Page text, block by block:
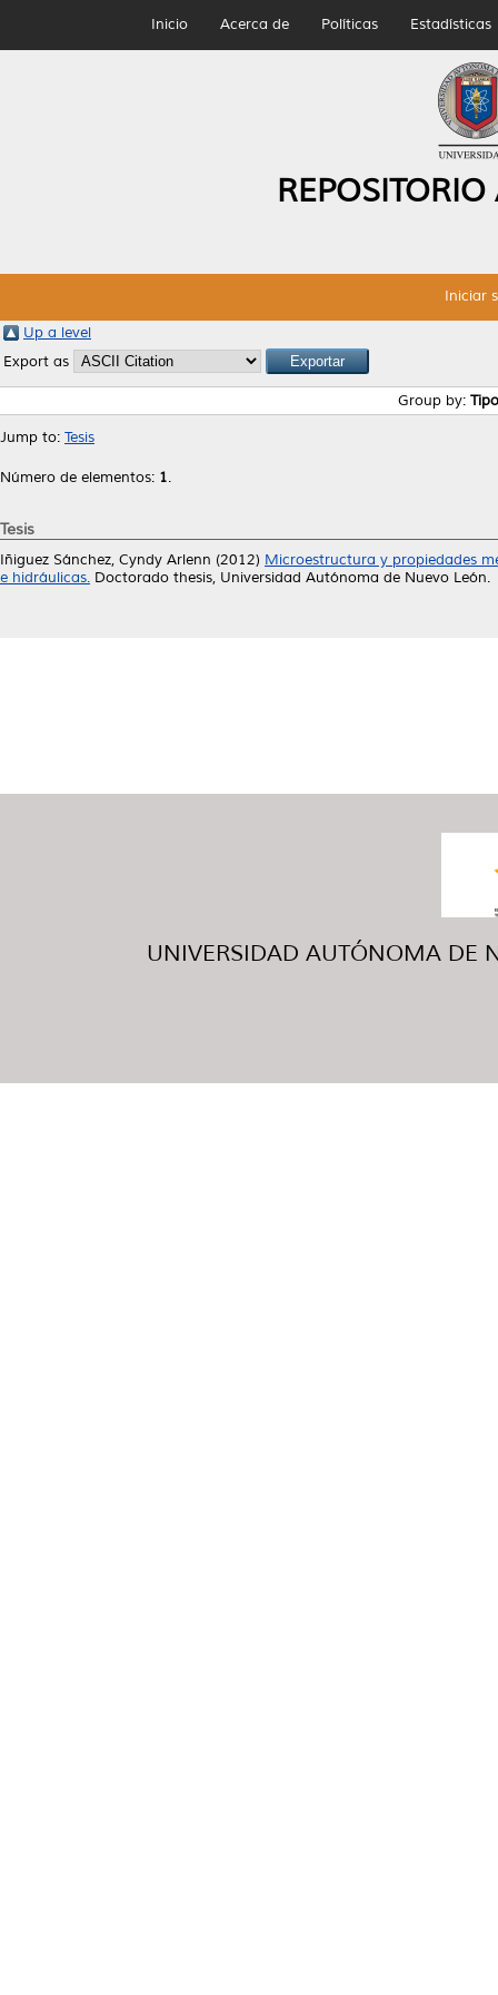
Inicio Acerca de Políticas Estadísticas
Iniciar
Up a level
Export as
Group by:
Jump to: Tesis
Número de elementos: 1.
Tesis
Iñiguez Sánchez, Cyndy Arlenn (2012) Microestructura y propiedades
e hidráulicas. Doctorado thesis, Universidad Autónoma de Nuevo León.
UNIVERSIDAD AUTÓNOMA DE